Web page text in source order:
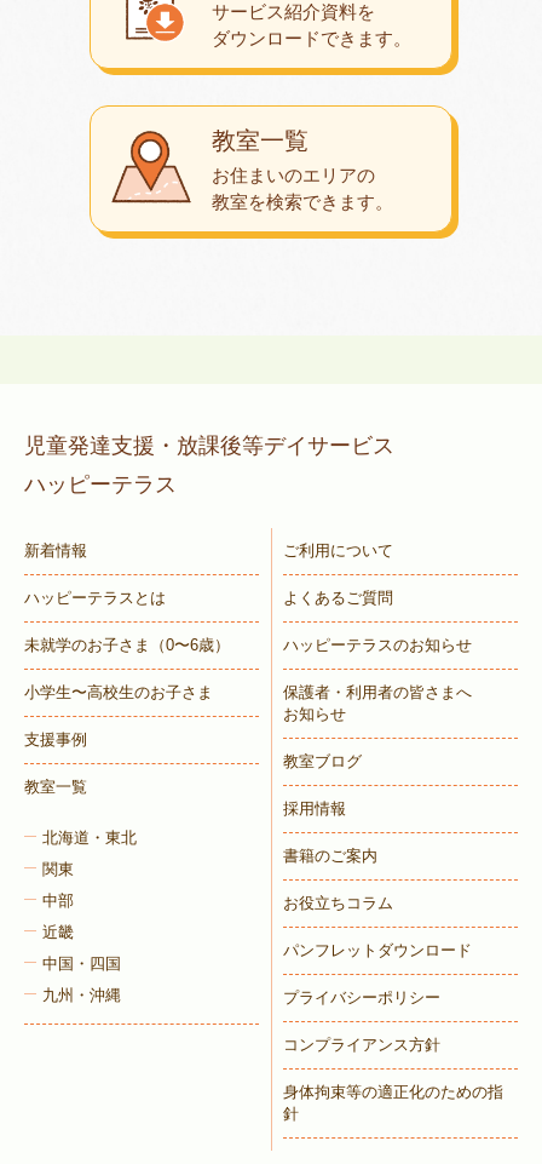
教室一覧
お住まいのエリアの
教室を検索できます。
サービス紹介資料を
ダウンロードできます。
児童発達支援・放課後等デイサービス
ハッピーテラス
新着情報
ハッピーテラスとは
未就学のお子さま （0〜6歳）
小学生〜高校生のお子さま
支援事例
教室一覧
北海道・東北
関東
中部
近畿
中国・四国
九州・沖縄
ご利用について
よくあるご質問
ハッピーテラスのお知らせ
保護者・利用者の皆さまへ
お知らせ
教室ブログ
採用情報
書籍のご案内
お役立ちコラム
パンフレットダウンロード
プライバシーポリシー
コンプライアンス方針
身体拘束等の適正化のための指
針